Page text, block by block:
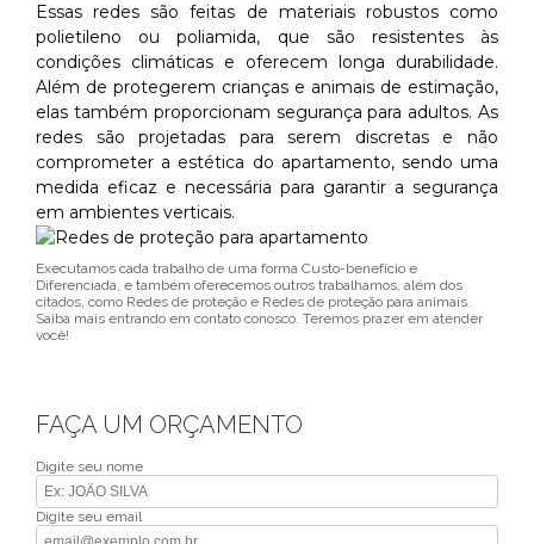
Essas redes são feitas de materiais robustos como
polietileno ou poliamida, que são resistentes às
condições climáticas e oferecem longa durabilidade.
Além de protegerem crianças e animais de estimação,
elas também proporcionam segurança para adultos. As
redes são projetadas para serem discretas e não
comprometer a estética do apartamento, sendo uma
medida eficaz e necessária para garantir a segurança
em ambientes verticais.
Executamos cada trabalho de uma forma Custo-benefício e
Diferenciada, e também oferecemos outros trabalhamos, além dos
citados, como Redes de proteção e Redes de proteção para animais.
Saiba mais entrando em contato conosco. Teremos prazer em atender
você!
FAÇA UM ORÇAMENTO
Digite seu nome
Digite seu email